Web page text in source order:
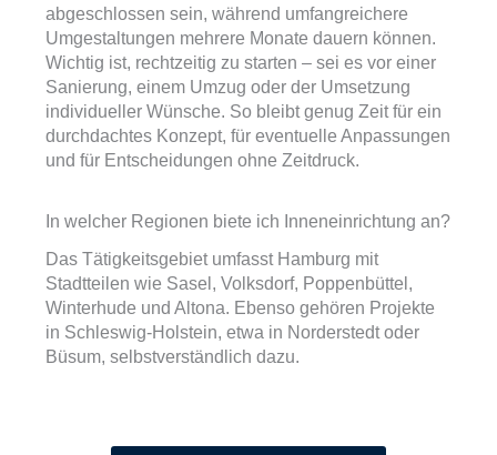
abgeschlossen sein, während umfangreichere
Umgestaltungen mehrere Monate dauern können.
Wichtig ist, rechtzeitig zu starten – sei es vor einer
Sanierung, einem Umzug oder der Umsetzung
individueller Wünsche. So bleibt genug Zeit für ein
durchdachtes Konzept, für eventuelle Anpassungen
und für Entscheidungen ohne Zeitdruck.
In welcher Regionen biete ich Inneneinrichtung an?
Das Tätigkeitsgebiet umfasst Hamburg mit
Stadtteilen wie Sasel, Volksdorf, Poppenbüttel,
Winterhude und Altona. Ebenso gehören Projekte
in Schleswig-Holstein, etwa in Norderstedt oder
Büsum, selbstverständlich dazu.